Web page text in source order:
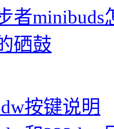
者minibuds
硒鼓
按键说明